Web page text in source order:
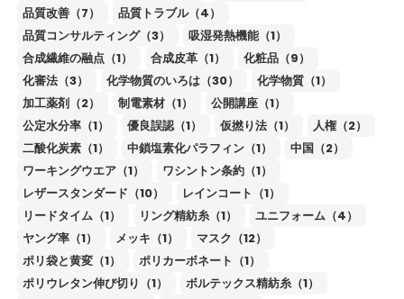
品質改善（7）
品質トラブル（4）
品質コンサルティング（3）
吸湿発熱機能（1）
合成繊維の融点（1）
合成皮革（1）
化粧品（9）
化審法（3）
化学物質のいろは（30）
化学物質（1）
加工薬剤（2）
制電素材（1）
公開講座（1）
公定水分率（1）
優良誤認（1） 仮撚り法（1）
人権（2）
二酸化炭素（1）
中鎖塩素化パラフィン（1）
中国（2）
ワーキングウエア（1）
ワシントン条約（1）
レザースタンダード（10）
レインコート（1）
リードタイム（1）
リング精紡糸（1）
ユニフォーム（4）
ヤング率（1）
メッキ（1）
マスク（12）
ポリ袋と黄変（1）
ポリカーボネート（1）
ポリウレタン伸び切り（1）
ボルテックス精紡糸（1）